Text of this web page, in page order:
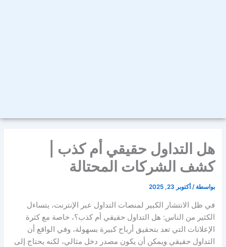
هل التداول حقيقي أم كذب |
كشف الشركات المحتالة
بواسطة/أكتوبر 23, 2025
في ظل الانتشار الكبير لمنصات التداول عبر الإنترنت، يتساءل
الكثير من الناس: هل التداول حقيقي أم كذب؟، خاصة مع كثرة
الإعلانات التي تعد بتحقيق أرباح كبيرة بسهولة، وفي الواقع أن
التداول حقيقي ويمكن أن يكون مصدر دخل مثالي، لكنه يحتاج إلى